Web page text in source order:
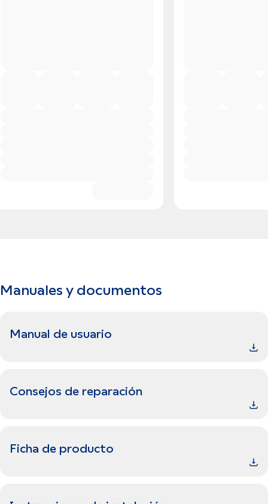
Manuales y documentos
Manual de usuario
Consejos de reparación
Ficha de producto